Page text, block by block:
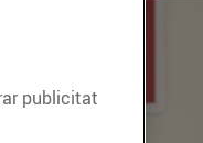
publicitat